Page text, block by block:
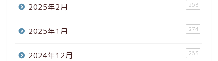
2025年2月 253
2025年1月 274
2024年12月 263